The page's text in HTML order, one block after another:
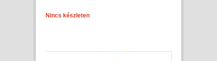
Nincs készleten